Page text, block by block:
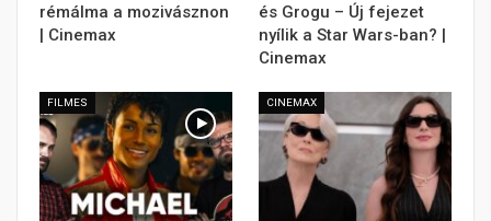
rémálma a mozivásznon
| Cinemax
és Grogu – Új fejezet
nyílik a Star Wars-ban? |
Cinemax
FILMES CINEMAX